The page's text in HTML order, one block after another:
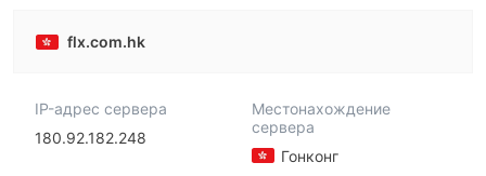
flx.com.hk
IP-адрес сервера
180.92.182.248
Местонахождение
сервера
Гонконг